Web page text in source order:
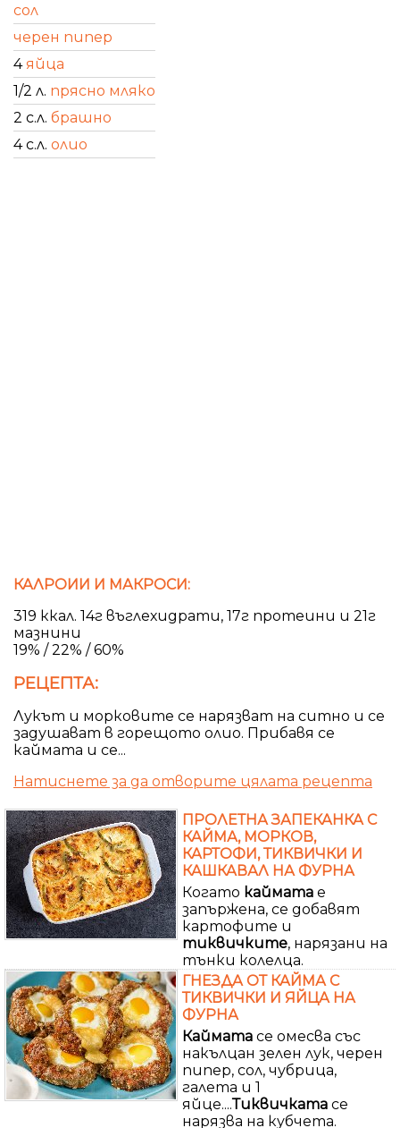
сол
черен пипер
4 яйца
1/2 л. прясно мляко
2 с.л. брашно
4 с.л. олио
КАЛРОИИ И МАКРОСИ:
319 ккал. 14г въглехидрати, 17г протеини и 21г
мазнини
19% / 22% / 60%
РЕЦЕПТА:
Лукът и морковите се нарязват на ситно и се
задушават в горещото олио. Прибавя се
каймата и се...
Натиснете за да отворите цялата рецепта
ПРОЛЕТНА ЗАПЕКАНКА С
КАЙМА, МОРКОВ,
КАРТОФИ, ТИКВИЧКИ И
КАШКАВАЛ НА ФУРНА
Когато каймата е
запържена, се добавят
картофите и
тиквичките, нарязани на
тънки колелца.
ГНЕЗДА ОТ КАЙМА С
ТИКВИЧКИ И ЯЙЦА НА
ФУРНА
Каймата се омесва със
накълцан зелен лук, черен
пипер, сол, чубрица,
галета и 1
яйце....Тиквичката се
нарязва на кубчета.